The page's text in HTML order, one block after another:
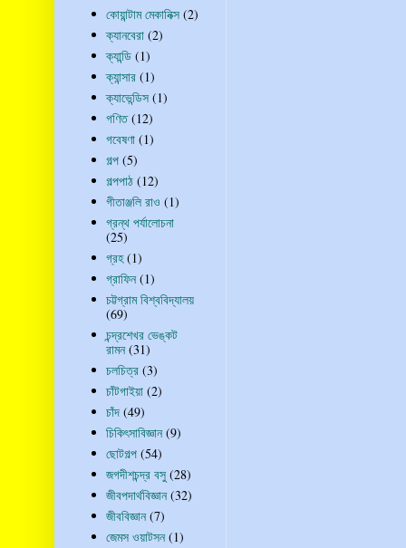
কোয়ান্টাম মেকানিক্স (2)
ক্যানবেরা (2)
ক্যান্ডি (1)
ক্যান্সার (1)
ক্যাভেন্ডিস (1)
গণিত (12)
গবেষণা (1)
গল্প (5)
গল্পপাঠ (12)
গীতাঞ্জলি রাও (1)
গ্রন্থ পর্যালোচনা
(25)
গ্রহ (1)
গ্রাফিন (1)
চট্টগ্রাম বিশ্ববিদ্যালয়
(69)
চন্দ্রশেখর ভেঙ্কট
রামন (31)
চলচিত্র (3)
চাঁটগাইয়া (2)
চাঁদ (49)
চিকিৎসাবিজ্ঞান (9)
ছোটগল্প (54)
জগদীশচন্দ্র বসু (28)
জীবপদার্থবিজ্ঞান (32)
জীববিজ্ঞান (7)
জেমস ওয়াটসন (1)